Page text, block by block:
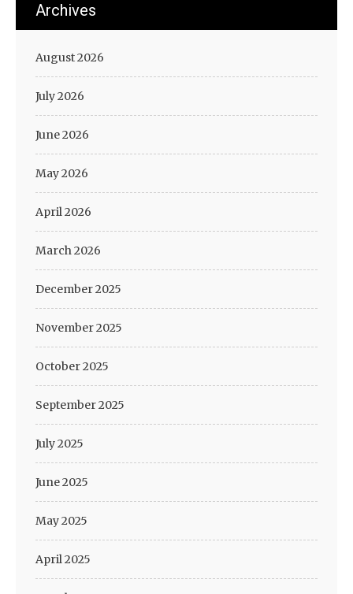
Archives
August 2026
July 2026
June 2026
May 2026
April 2026
March 2026
December 2025
November 2025
October 2025
September 2025
July 2025
June 2025
May 2025
April 2025